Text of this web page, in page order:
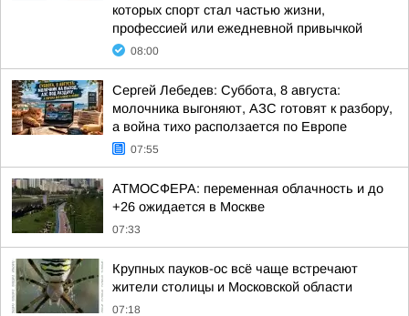
которых спорт стал частью жизни,
профессией или ежедневной привычкой
08:00
Сергей Лебедев: Суббота, 8 августа:
молочника выгоняют, АЗС готовят к разбору,
а война тихо расползается по Европе
07:55
АТМОСФЕРА: переменная облачность и до
+26 ожидается в Москве
07:33
Крупных пауков-ос всё чаще встречают
жители столицы и Московской области
07:18